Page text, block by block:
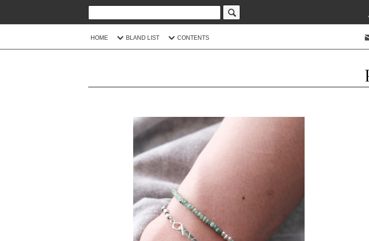
HOME BLAND LIST CONTENTS